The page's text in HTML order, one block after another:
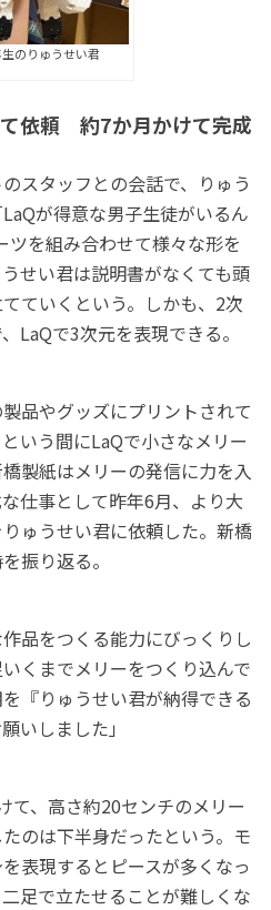
のりゅうせい君
依頼 約7か月かけて完成
スタッフとの会話で、りゅう
が得意な男子生徒がいるん
ツを組み合わせて様々な形を
せい君は説明書がなくても頭
ていくという。しかも、2次
LaQで3次元を表現できる。
品やグッズにプリントされて
いう間にLaQで小さなメリー
製紙はメリーの発信に力を入
仕事として昨年6月、より大
ゅうせい君に依頼した。新橋
振り返る。
品をつくる能力にびっくりし
くまでメリーをつくり込んで
『りゅうせい君が納得できる
いしました」
て、高さ約20センチのメリー
のは下半身だったという。モ
表現するとピースが多くなっ
足で立たせることが難しくな